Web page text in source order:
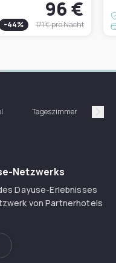
96 €
-44% 171 €pro Nacht
Tageszimmer
Netzwerks
Dayuse-Erlebnisses
von Partnerhotels